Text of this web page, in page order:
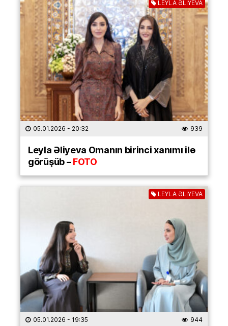
LEYLA ƏLİYEVA
05.01.2026 - 20:32 939
Leyla Əliyeva Omanın birinci xanımı ilə
görüşüb –FOTO
LEYLA ƏLİYEVA
05.01.2026 - 19:35 944